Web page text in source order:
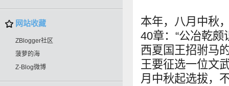
本年，八月中秋
40章：“公冶乾
西夏国王招驸马
王要征选一位文
月中秋起选拔，
网站收藏
ZBlogger社区
菠萝的海
Z-Blog微博